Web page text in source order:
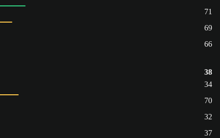
71
69
66
38
34
70
32
37